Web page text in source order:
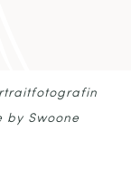
by Swoone